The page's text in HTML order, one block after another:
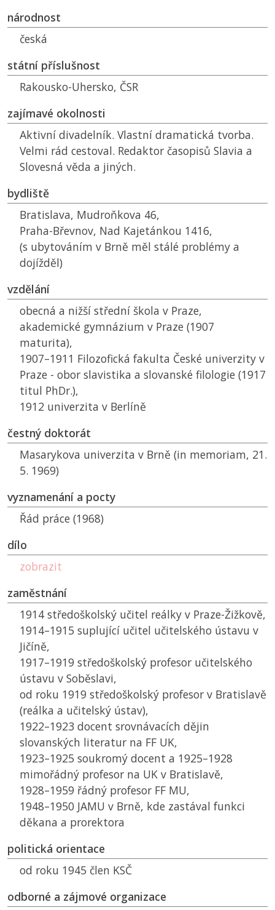
národnost
česká
státní příslušnost
Rakousko-Uhersko, ČSR
zajímavé okolnosti
Aktivní divadelník. Vlastní dramatická tvorba.
Velmi rád cestoval. Redaktor časopisů Slavia a
Slovesná věda a jiných.
bydliště
Bratislava, Mudroňkova 46,
Praha-Břevnov, Nad Kajetánkou 1416,
(s ubytováním v Brně měl stálé problémy a
dojížděl)
vzdělání
obecná a nižší střední škola v Praze,
akademické gymnázium v Praze (1907
maturita),
1907–1911 Filozofická fakulta České univerzity v
Praze - obor slavistika a slovanské filologie (1917
titul PhDr.),
1912 univerzita v Berlíně
čestný doktorát
Masarykova univerzita v Brně (in memoriam, 21.
5. 1969)
vyznamenání a pocty
Řád práce (1968)
dílo
zobrazit
zaměstnání
1914 středoškolský učitel reálky v Praze-Žižkově,
1914–1915 suplující učitel učitelského ústavu v
Jičíně,
1917–1919 středoškolský profesor učitelského
ústavu v Soběslavi,
od roku 1919 středoškolský profesor v Bratislavě
(reálka a učitelský ústav),
1922–1923 docent srovnávacích dějin
slovanských literatur na FF UK,
1923–1925 soukromý docent a 1925–1928
mimořádný profesor na UK v Bratislavě,
1928–1959 řádný profesor FF MU,
1948–1950 JAMU v Brně, kde zastával funkci
děkana a prorektora
politická orientace
od roku 1945 člen KSČ
odborné a zájmové organizace